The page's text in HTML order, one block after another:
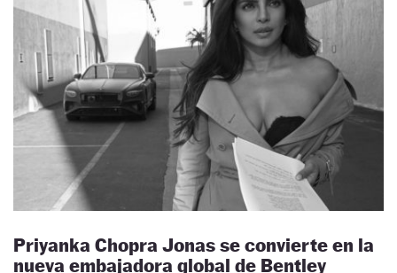
Priyanka Chopra Jonas se convierte en la
nueva embajadora global de Bentley